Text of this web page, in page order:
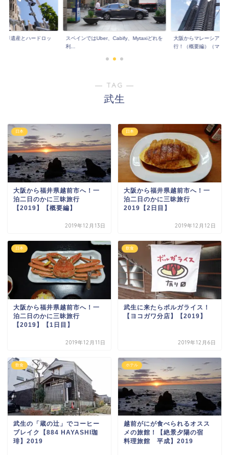
界遺産とハードロッ
スペインではUber、Cabify、Mytaxiどれを
利...
大阪からマレーシア！
行！（概要編）（マレ...
― TAG ―
武生
日本
大阪から福井県越前市へ！一
泊二日のかに三昧旅行
【2019】【概要編】
2019年12月13日
日本
大阪から福井県越前市へ！一
泊二日のかに三昧旅行
2019【2日目】
2019年12月12日
日本
大阪から福井県越前市へ！一
泊二日のかに三昧旅行
【2019】【1日目】
2019年12月11日
飲食
武生に来たらボルガライス！
【ヨコガワ分店】【2019】
2019年12月6日
飲食
武生の「蔵の辻」でコーヒー
ブレイク【884 HAYASHI珈
琲】2019
ホテル
越前がにが食べられるオスス
メの旅館！【絶景夕陽の宿
料理旅館 平成】2019